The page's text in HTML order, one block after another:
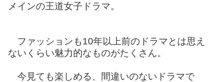
メインの王道女子ドラマ。
ファッションも10年以上前のドラマとは思え
ないくらい魅力的なものがたくさん。
今見ても楽しめる、間違いのないドラマで